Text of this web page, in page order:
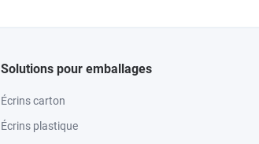
Solutions pour emballages
Écrins carton
Écrins plastique